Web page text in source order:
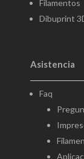
Filamentos
Dibuprint
Asistencia
Faq